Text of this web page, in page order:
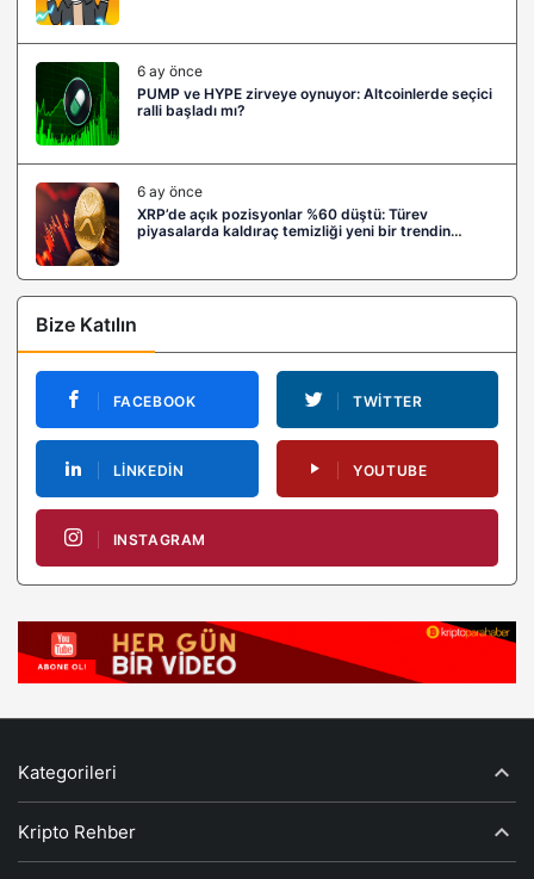
6 ay önce
PUMP ve HYPE zirveye oynuyor: Altcoinlerde seçici
ralli başladı mı?
6 ay önce
XRP’de açık pozisyonlar %60 düştü: Türev
piyasalarda kaldıraç temizliği yeni bir trendin
Bize Katılın
FACEBOOK TWITTER
LINKEDIN YOUTUBE
INSTAGRAM
Kategorileri
Kripto Rehber